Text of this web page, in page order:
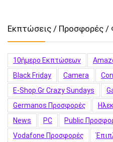
Εκπτώσεις / Προσφορές /
10ήμερο Εκπτώσεων
Black Friday
Camera
E-Shop.gr Crazy Sundays
Germanos Προσφορές
News
PC Public
Vodafone Προσφορές